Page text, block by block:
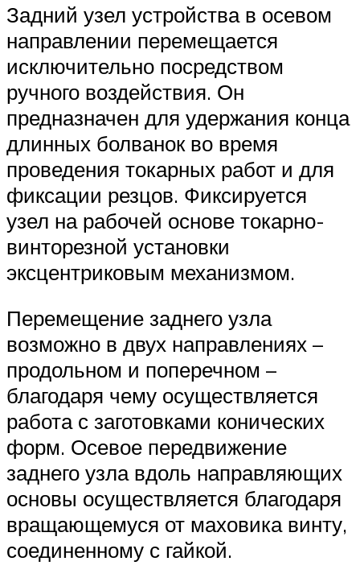
Задний узел устройства в осевом
направлении перемещается
исключительно посредством
ручного воздействия. Он
предназначен для удержания конца
длинных болванок во время
проведения токарных работ и для
фиксации резцов. Фиксируется
узел на рабочей основе токарно-
винторезной установки
эксцентриковым механизмом.
Перемещение заднего узла
возможно в двух направлениях –
продольном и поперечном –
благодаря чему осуществляется
работа с заготовками конических
форм. Осевое передвижение
заднего узла вдоль направляющих
основы осуществляется благодаря
вращающемуся от маховика винту,
соединенному с гайкой.